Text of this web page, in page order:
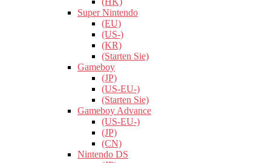
Super Nintendo
(EU)
(US-)
(KR)
(Starten Sie)
Gameboy
(JP)
(US-EU-)
(Starten Sie)
Gameboy Advance
(US-EU-)
(JP)
(CN)
Nintendo DS